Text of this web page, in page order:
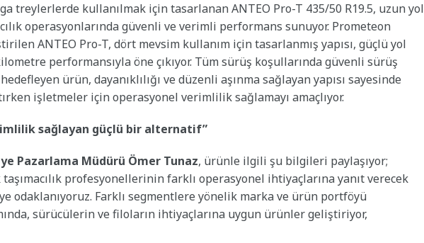
treylerlerde kullanılmak için tasarlanan ANTEO Pro-T 435/50 R19.5, uzun yol
operasyonlarında güvenli ve verimli performans sunuyor. Prometeon
ANTEO Pro-T, dört mevsim kullanım için tasarlanmış yapısı, güçlü yol
performansıyla öne çıkıyor. Tüm sürüş koşullarında güvenli sürüş
ürün, dayanıklılığı ve düzenli aşınma sağlayan yapısı sayesinde
işletmeler için operasyonel verimlilik sağlamayı amaçlıyor.
sağlayan güçlü bir alternatif”
Pazarlama Müdürü Ömer Tunaz, ürünle ilgili şu bilgileri paylaşıyor;
profesyonellerinin farklı operasyonel ihtiyaçlarına yanıt verecek
odaklanıyoruz. Farklı segmentlere yönelik marka ve ürün portföyü
sürücülerin ve filoların ihtiyaçlarına uygun ürünler geliştiriyor,